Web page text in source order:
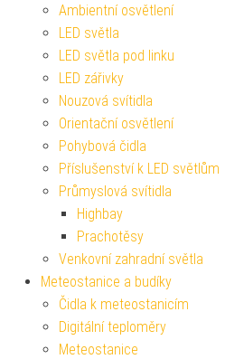
Ambientní osvětlení
LED světla
LED světla pod linku
LED zářivky
Nouzová svítidla
Orientační osvětlení
Pohybová čidla
Příslušenství k LED světlům
Průmyslová svítidla
Highbay
Prachotěsy
Venkovní zahradní světla
Meteostanice a budíky
Čidla k meteostanicím
Digitální teploměry
Meteostanice